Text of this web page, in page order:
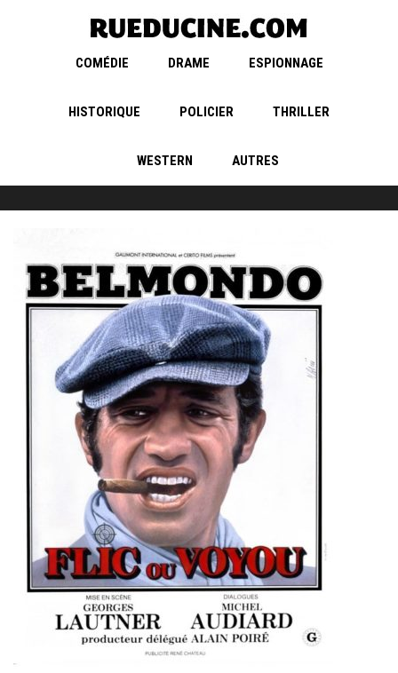
COMÉDIE DRAME ESPIONNAGE
HISTORIQUE POLICIER THRILLER
WESTERN AUTRES